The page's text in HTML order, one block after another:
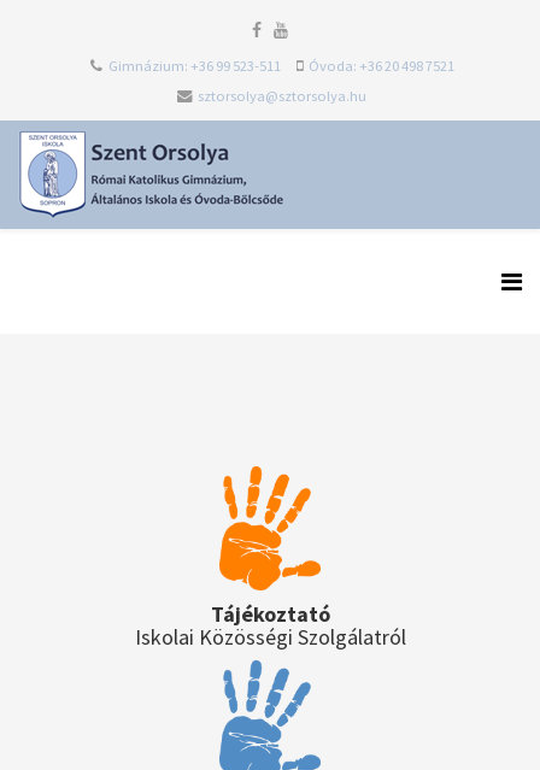
Gimnázium: +36 99 523-511
Óvoda: +36 20 498 7521
sztorsolya@sztorsolya.hu
Tájékoztató
Iskolai Közösségi Szolgálatról